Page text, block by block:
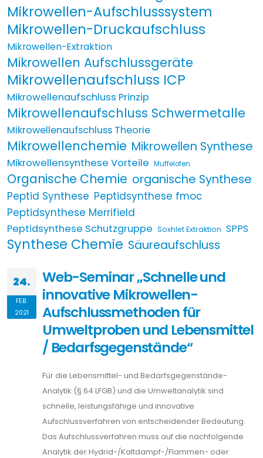
Mikrowellen-Aufschlusssystem
Mikrowellen-Druckaufschluss
Mikrowellen-Extraktion
Mikrowellen Aufschlussgeräte
Mikrowellenaufschluss ICP
Mikrowellenaufschluss Prinzip
Mikrowellenaufschluss Schwermetalle
Mikrowellenaufschluss Theorie
Mikrowellenchemie Mikrowellen Synthese
Mikrowellensynthese Vorteile Muffelofen
Organische Chemie organische Synthese
Peptid Synthese Peptidsynthese fmoc
Peptidsynthese Merrifield
Peptidsynthese Schutzgruppe Soxhlet Extraktion SPPS
Synthese Chemie Säureaufschluss
24.
FEB.
2021
Web-Seminar „Schnelle und
innovative Mikrowellen-
Aufschlussmethoden für
Umweltproben und Lebensmittel
/ Bedarfsgegenstände“
Für die Lebensmittel- und Bedarfsgegenstände-
Analytik (§ 64 LFGB) und die Umweltanalytik sind
schnelle, leistungsfähige und innovative
Aufschlussverfahren von entscheidender Bedeutung.
Das Aufschlussverfahren muss auf die nachfolgende
Analytik der Hydrid-/Kaltdampf-/Flammen- oder